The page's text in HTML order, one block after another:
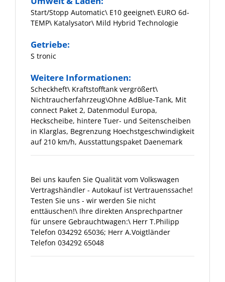
Start/Stopp Automatic\ E10 geeignet\ EURO 6d-
TEMP\ Katalysator\ Mild Hybrid Technologie
Getriebe:
S tronic
Weitere Informationen:
Scheckheft\ Kraftstofftank vergrößert\
Nichtraucherfahrzeug\Ohne AdBlue-Tank, Mit
connect Paket 2, Datenmodul Europa,
Heckscheibe, hintere Tuer- und Seitenscheiben
in Klarglas, Begrenzung Hoechstgeschwindigkeit
auf 210 km/h, Ausstattungspaket Daenemark
Bei uns kaufen Sie Qualität vom Volkswagen
Vertragshändler - Autokauf ist Vertrauenssache!
Testen Sie uns - wir werden Sie nicht
enttäuschen!\ Ihre direkten Ansprechpartner
für unsere Gebrauchtwagen:\ Herr T.Philipp
Telefon 034292 65036; Herr A.Voigtländer
Telefon 034292 65048